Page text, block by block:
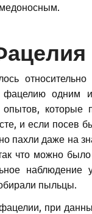
одним
и если посев
пахли даже на
что можно было
пыльцы.
при